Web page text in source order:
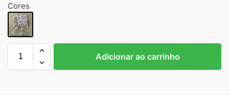
Cores
Adicionar ao carrinho